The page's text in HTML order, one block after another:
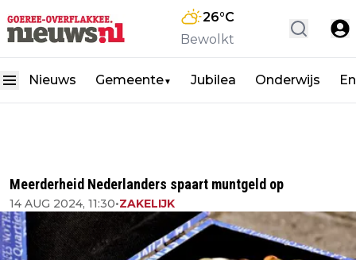
26°C
Bewolkt
Nieuws Gemeente▼ Jubilea Onderwijs
Meerderheid Nederlanders spaart muntgeld op
14 AUG 2024, 11:30•ZAKELIJK